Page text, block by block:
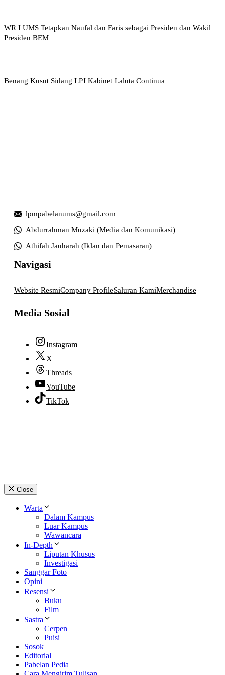
WR I UMS Tetapkan Naufal dan Faris sebagai Presiden dan Wakil
Presiden BEM
Benang Kusut Sidang LPJ Kabinet Laluta Continua
lpmpabelanums@gmail.com
Abdurrahman Muzaki (Media dan Komunikasi)
Athifah Jauharah (Iklan dan Pemasaran)
Navigasi
Website ResmiCompany ProfileSaluran KamiMerchandise
Media Sosial
Instagram
X
Threads
YouTube
TikTok
Close
Warta
Dalam Kampus
Luar Kampus
Wawancara
In-Depth
Liputan Khusus
Investigasi
Sanggar Foto
Opini
Resensi
Buku
Film
Sastra
Cerpen
Puisi
Sosok
Editorial
Pabelan Pedia